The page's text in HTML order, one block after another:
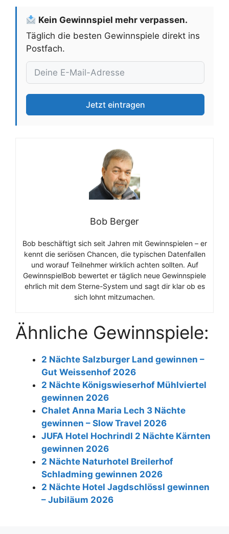
Kein Gewinnspiel mehr verpassen.
Täglich die besten Gewinnspiele direkt ins
Postfach.
Jetzt eintragen
Bob Berger
Bob beschäftigt sich seit Jahren mit Gewinnspielen – er
kennt die seriösen Chancen, die typischen Datenfallen
und worauf Teilnehmer wirklich achten sollten. Auf
GewinnspielBob bewertet er täglich neue Gewinnspiele
ehrlich mit dem Sterne-System und sagt dir klar ob es
sich lohnt mitzumachen.
Ähnliche Gewinnspiele:
2 Nächte Salzburger Land gewinnen –
Gut Weissenhof 2026
2 Nächte Königswieserhof Mühlviertel
gewinnen 2026
Chalet Anna Maria Lech 3 Nächte
gewinnen – Slow Travel 2026
JUFA Hotel Hochrindl 2 Nächte Kärnten
gewinnen 2026
2 Nächte Naturhotel Breilerhof
Schladming gewinnen 2026
2 Nächte Hotel Jagdschlössl gewinnen
– Jubiläum 2026